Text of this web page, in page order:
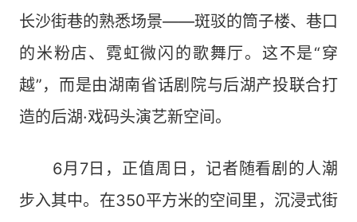
长沙街巷的熟悉场景——斑驳的筒子楼、巷口
的米粉店、霓虹微闪的歌舞厅。这不是“穿
越”，而是由湖南省话剧院与后湖产投联合打
造的后湖·戏码头演艺新空间。
6月7日，正值周日，记者随看剧的人潮
步入其中。在350平方米的空间里，沉浸式街